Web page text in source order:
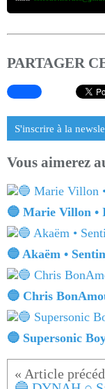
PARTAGER
S'inscrire à la
Vous aimerez
🔵 Marie Villon •
🔵 Akaëm •
🔵 Chris
🔵 Supersonic